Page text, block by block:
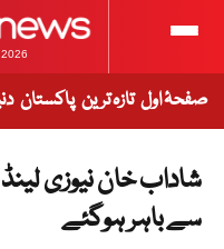
صفحۂ اول تازہ ترین پاکستان
شاداب خان نیوزی
سے باہر ہوگئے